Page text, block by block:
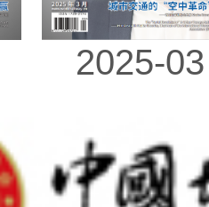
2025-03